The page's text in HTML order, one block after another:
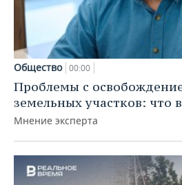
Общество 00:00
Проблемы с
земельных участков: что
Мнение эксперта